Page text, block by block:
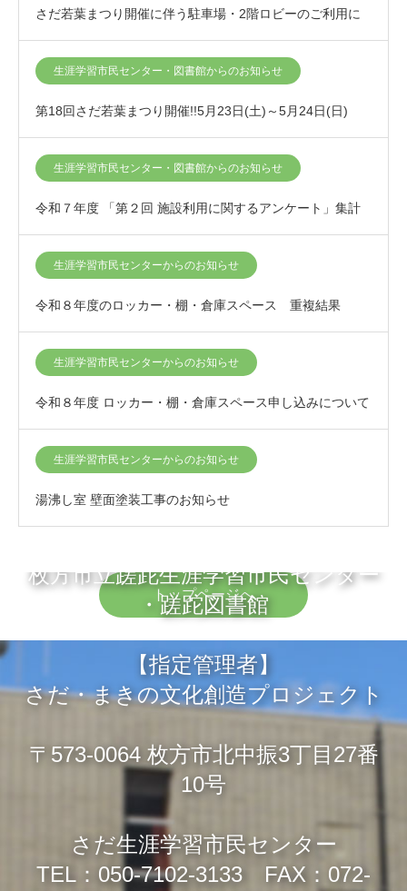
さだ若葉まつり開催に伴う駐車場・2階ロビーのご利用に
ついて生涯学習市民センター・図書館からのお知らせ
第18回さだ若葉まつり開催!!5月23日(土)～5月24日(日)
生涯学習市民センター・図書館からのお知らせ
令和７年度 「第２回 施設利用に関するアンケート」集計
結果について
生涯学習市民センターからのお知らせ
令和８年度のロッカー・棚・倉庫スペース 重複結果
生涯学習市民センターからのお知らせ
令和８年度 ロッカー・棚・倉庫スペース申し込みについて
生涯学習市民センターからのお知らせ
湯沸し室 壁面塗装工事のお知らせ
トップページへ
枚方市立蹉跎生涯学習市民センター
・蹉跎図書館
【指定管理者】
さだ・まきの文化創造プロジェクト
〒573-0064 枚方市北中振3丁目27番
10号
さだ生涯学習市民センター
TEL：050-7102-3133 FAX：072-